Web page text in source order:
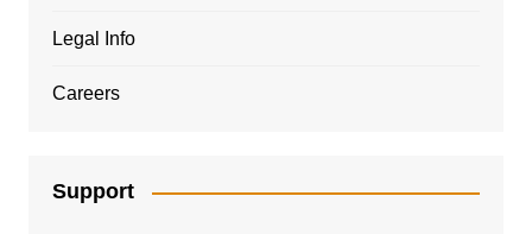
Legal Info
Careers
Support